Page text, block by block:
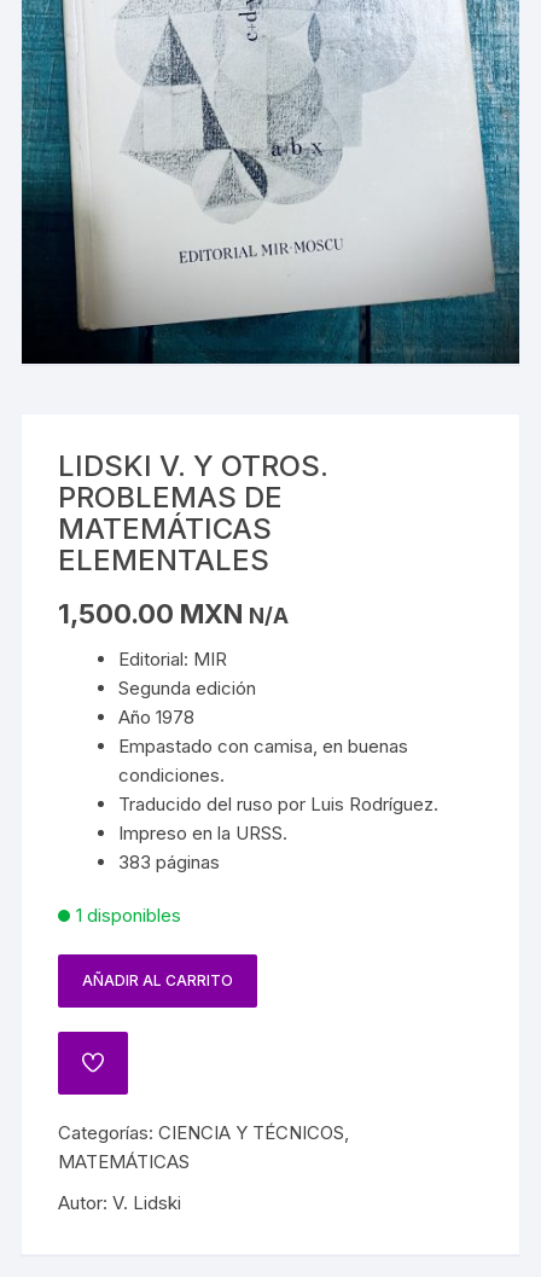
LIDSKI V. Y OTROS.
PROBLEMAS DE
MATEMÁTICAS
ELEMENTALES
1,500.00 MXN N/A
Editorial: MIR
Segunda edición
Año 1978
Empastado con camisa, en buenas
condiciones.
Traducido del ruso por Luis Rodríguez.
Impreso en la URSS.
383 páginas
1 disponibles
AÑADIR AL CARRITO
Categorías:CIENCIA Y TÉCNICOS
MATEMÁTICAS
Autor:V. Lidski